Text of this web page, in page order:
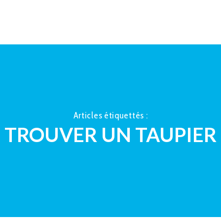
Articles étiquettés :
TROUVER UN TAUPIER